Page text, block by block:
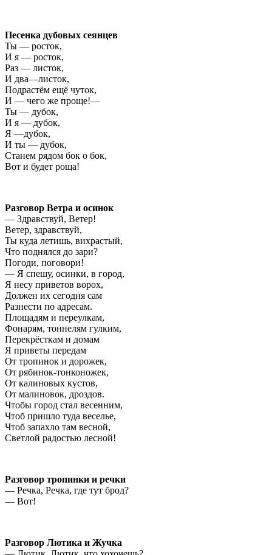
Песенка дубовых сеянцев
Ты — росток,
И я — росток,
Раз — листок,
И два—листок,
Подрастём ещё чуток,
И — чего же проще!—
Ты — дубок,
И я — дубок,
Я —дубок,
И ты — дубок,
Станем рядом бок о бок,
Вот и будет роща!
Разговор Ветра и осинок
— Здравствуй, Ветер!
Ветер, здравствуй,
Ты куда летишь, вихрастый,
Что поднялся до зари?
Погоди, поговори!
— Я спешу, осинки, в город,
Я несу приветов ворох,
Должен их сегодня сам
Разнести по адресам.
Площадям и переулкам,
Фонарям, тоннелям гулким,
Перекрёсткам и домам
Я приветы передам
От тропинок и дорожек,
От рябинок-тонконожек,
От калиновых кустов,
От малиновок, дроздов.
Чтобы город стал весенним,
Чтоб пришло туда веселье,
Чтоб запахло там весной,
Светлой радостью лесной!
Разговор тропинки и речки
— Речка, Речка, где тут брод?
— Вот!
Разговор Лютика и Жучка